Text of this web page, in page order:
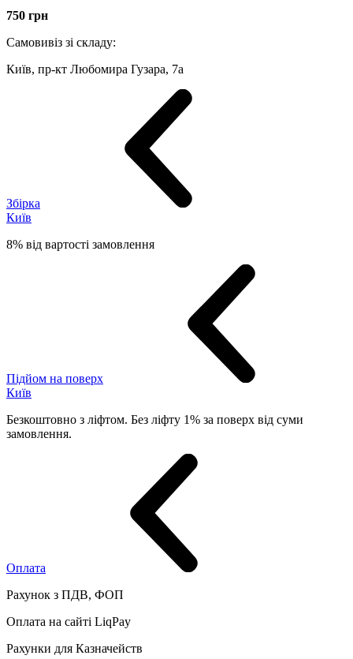
750 грн
Самовивіз зі складу:
Київ, пр-кт Любомира Гузара, 7а
Збірка
Київ
8% від вартості замовлення
Підйом на поверх
Київ
Безкоштовно з ліфтом. Без ліфту 1% за поверх від суми
замовлення.
Оплата
Рахунок з ПДВ, ФОП
Оплата на сайті LiqPay
Рахунки для Казначейств